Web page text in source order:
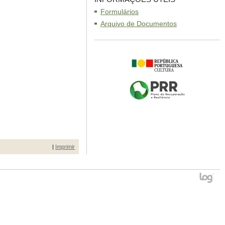
| Imprimir
Formulários
Arquivo de Documentos